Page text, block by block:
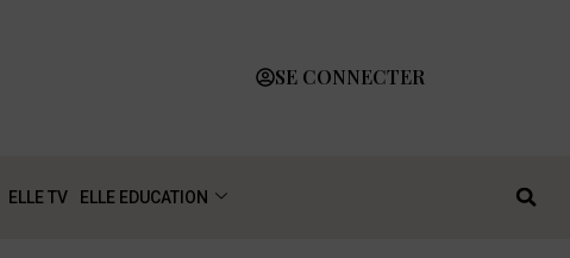
SE CONNECTER
ELLE TV ELLE EDUCATION